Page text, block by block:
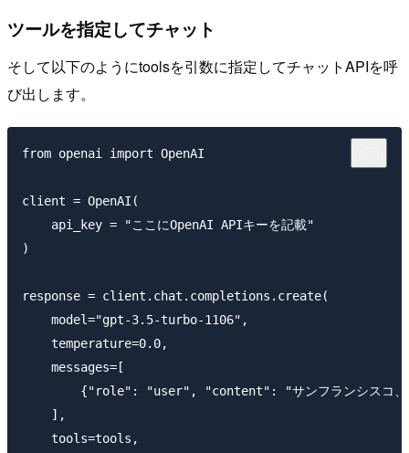
ツールを指定してチャット
そして以下のようにtoolsを引数に指定してチャットAPIを呼
び出します。
from openai import OpenAI
client = OpenAI(
    api_key = "ここにOpenAI APIキーを記載"
)
response = client.chat.completions.create(
    model="gpt-3.5-turbo-1106",
    temperature=0.0,
    messages=[
{"role": "user", "content": "サンフランシスコ、
    ],
    tools=tools,